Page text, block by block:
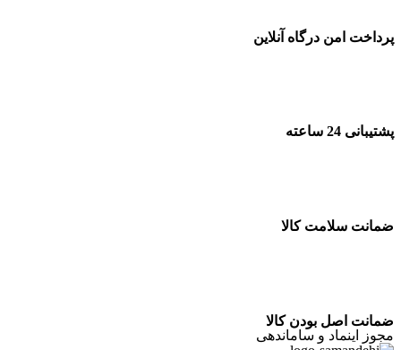
پرداخت امن درگاه آنلاین
پشتیبانی 24 ساعته
ضمانت سلامت کالا
ضمانت اصل بودن کالا
مجوز اینماد و ساماندهی